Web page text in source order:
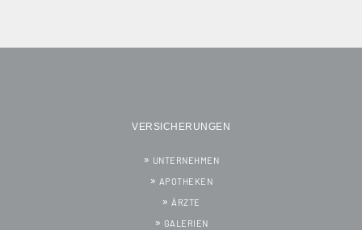
VERSICHERUNGEN
UNTERNEHMEN
APOTHEKEN
ÄRZTE
GALERIEN